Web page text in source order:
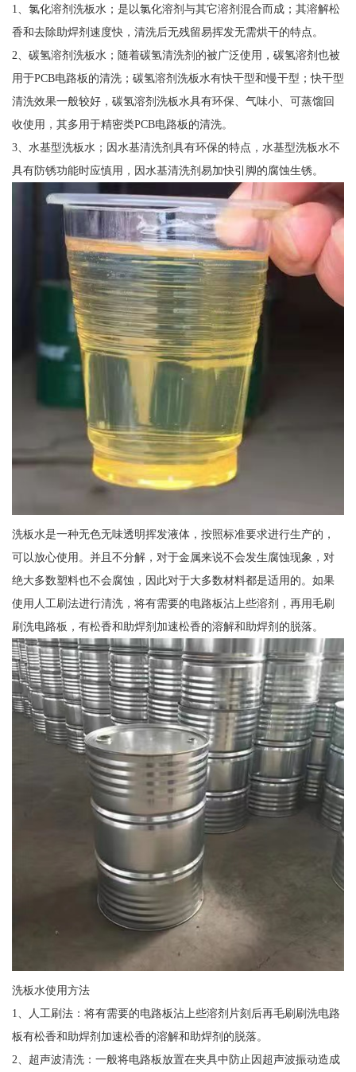
1、氯化溶剂洗板水；是以氯化溶剂与其它溶剂混合而成；其溶解松
香和去除助焊剂速度快，清洗后无残留易挥发无需烘干的特点。
2、碳氢溶剂洗板水；随着碳氢清洗剂的被广泛使用，碳氢溶剂也被
用于PCB电路板的清洗；碳氢溶剂洗板水有快干型和慢干型；快干型
清洗效果一般较好，碳氢溶剂洗板水具有环保、气味小、可蒸馏回
收使用，其多用于精密类PCB电路板的清洗。
3、水基型洗板水；因水基清洗剂具有环保的特点，水基型洗板水不
具有防锈功能时应慎用，因水基清洗剂易加快引脚的腐蚀生锈。
洗板水是一种无色无味透明挥发液体，按照标准要求进行生产的，
可以放心使用。并且不分解，对于金属来说不会发生腐蚀现象，对
绝大多数塑料也不会腐蚀，因此对于大多数材料都是适用的。如果
使用人工刷法进行清洗，将有需要的电路板沾上些溶剂，再用毛刷
刷洗电路板，有松香和助焊剂加速松香的溶解和助焊剂的脱落。
洗板水使用方法
1、人工刷法：将有需要的电路板沾上些溶剂片刻后再毛刷刷洗电路
板有松香和助焊剂加速松香的溶解和助焊剂的脱落。
2、超声波清洗：一般将电路板放置在夹具中防止因超声波振动造成